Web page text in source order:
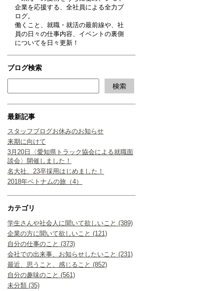
企業を応援する、全社員による全力ブ
ログ。
働くこと、就職・就活の最前線や、社
員の日々の仕事内容、イベントの裏側
についてを日々更新！
ブログ検索
最新記事
スタッフブログお休みのお知らせ
来期に向けて
3月20日〈愛知県トラック協会による就職面
談会〉開催しました！
名大社、23卒採用はじめました！
2018年ベトナムの旅（4）
カテゴリ
学生さんや社会人に聞いて欲しいこと (389)
企業の方に聞いて欲しいこと (121)
自分の仕事のこと (373)
会社での出来事、お知らせしたいこと (231)
最近、思うこと、感じること (852)
自分の趣味のこと (561)
未分類 (35)